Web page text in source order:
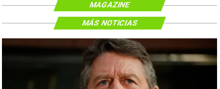
MAGAZINE
MÁS NOTICIAS